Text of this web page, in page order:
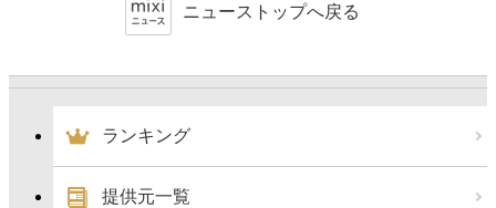
ニューストップへ戻る
ランキング
提供元一覧